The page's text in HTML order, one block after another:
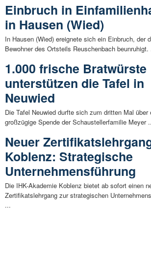
Einbruch in
in Hausen (Wied)
In Hausen (Wied) ereignete sich ein Einbruch, der
Bewohner des Ortsteils Reuschenbach beunruhigt.
1.000 frische Bratwürste
unterstützen die Tafel in
Neuwied
Die Tafel Neuwied durfte sich zum dritten Mal über
großzügige Spende der Schaustellerfamilie Meyer
Neuer
Koblenz: Strategische
Unternehmensführung
Die IHK-Akademie Koblenz bietet ab sofort einen
Zertifikatslehrgang zur strategischen
...